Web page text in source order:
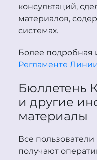
консультаций,
материалов,
системах.
Более подробная
Регламенте
Бюллетень
и другие
материалы
Все пользователи
получают